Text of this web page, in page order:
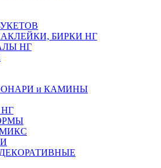
БИРКИ НГ
НГ
и КАМИНЫ